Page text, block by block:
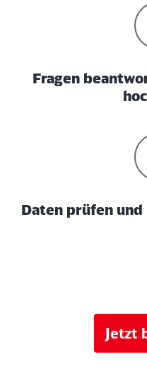
Fragen
Daten prüfen
Jetzt